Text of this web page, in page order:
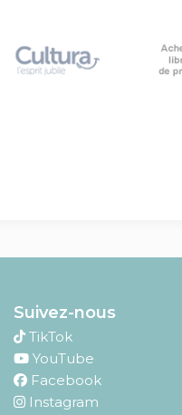
Suivez-nous
TikTok
YouTube
Facebook
Instagram